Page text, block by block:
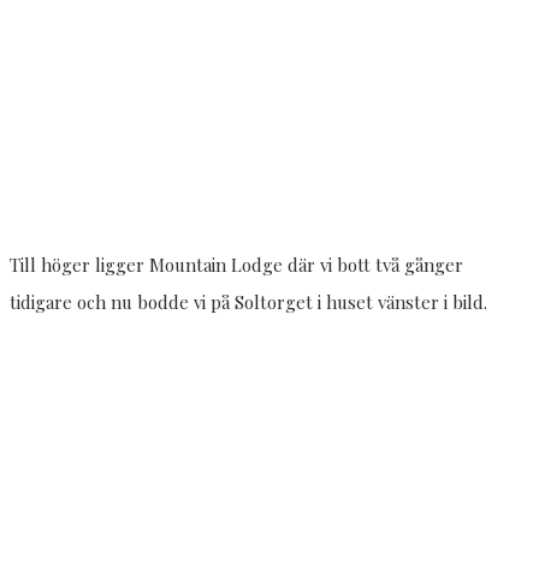
Till höger ligger Mountain Lodge där vi bott två gånger
tidigare och nu bodde vi på Soltorget i huset vänster i bild.